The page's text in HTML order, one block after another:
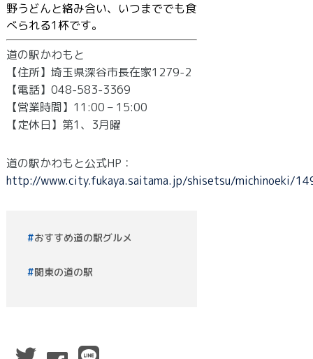
野うどんと絡み合い、いつまででも食
べられる1杯です。
道の駅かわもと
【住所】埼玉県深谷市長在家1279-2
【電話】048-583-3369
【営業時間】11:00 – 15:00
【定休日】第1、3月曜
道の駅かわもと公式HP：
http://www.city.fukaya.saitama.jp/shisetsu/michinoeki/
おすすめ道の駅グルメ
関東の道の駅